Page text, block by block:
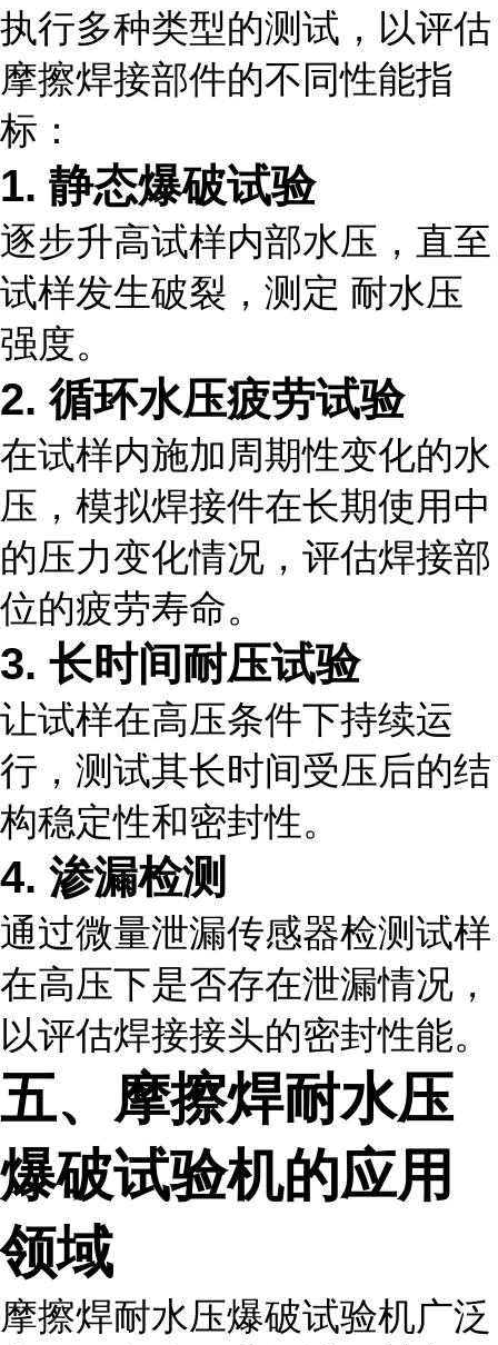
执行多种类型的测试，以评估
摩擦焊接部件的不同性能指
标：
1. 静态爆破试验
逐步升高试样内部水压，直至
试样发生破裂，测定 耐水压
强度。
2. 循环水压疲劳试验
在试样内施加周期性变化的水
压，模拟焊接件在长期使用中
的压力变化情况，评估焊接部
位的疲劳寿命。
3. 长时间耐压试验
让试样在高压条件下持续运
行，测试其长时间受压后的结
构稳定性和密封性。
4. 渗漏检测
通过微量泄漏传感器检测试样
在高压下是否存在泄漏情况，
以评估焊接接头的密封性能。
五、摩擦焊耐水压
爆破试验机的应用
领域
摩擦焊耐水压爆破试验机广泛